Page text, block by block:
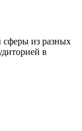
из разных
в